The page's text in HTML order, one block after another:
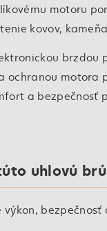
motoru
kovov,
ochranou motora
a bezpečnosť
uhlovú
výkon,